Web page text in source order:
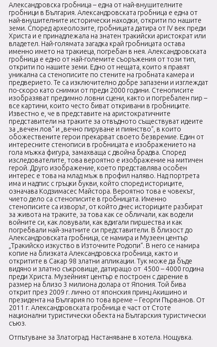
Александровска гробница – една от най-внушителните
гробници в България. Александровската гробница е една от
най-внушителните исторически находки, открити по нашите
земи. Според археолозите, гробницата датира от IV век преди
Христа и е принадлежала на знатен тракийски аристократ или
владетел. Най-голямата загадка край гробницата остава
именно името на тракиеца, погребан в нея. Александровската
гробница е едно от най-големите съоръжения от този тип,
открити по нашите земи. Едно от нещата, които я правят
уникална са стенописите по стените на гробната камера и
предверието. Те са изключително добре запазени и изглеждат
по-скоро като снимки от преди 2000 години. Стенописите
изобразяват предимно ловни сцени, както и погребален пир –
все картини, които често биват откривани в гробниците.
Известно е, че в представите на аристократичните
представители на траките за отвъдното съществуват идеите
за „вечен лов“ и „вечно пируване и пиянство“, в които
обожествените герои прекарват своето безвремие. Един от
интересните стенописи в гробницата е изображението на
гола мъжка фигура, замахваща с двойна брадва. Според
изследователите, това вероятно е изображение на митичен
герой. Друго изображение, което представлява особен
интерес е това на млад мъж в профил наляво. Над портрета
има и надпис с гръцки букви, който според историците,
означава Кодзимасес Майстора. Вероятно това е човекът,
чието дело са стенописите в гробницата. Именно
стенописите са изворът, от който днес историците разбират
за живота на траките, за това как се обличали, как водели
войните си, как ловували, как вдигали пиршества и как
погребвали най-знатните си представители. В близост до
Александровската гробница, се намира и Музеен център
„Тракийско изкуство в Източните Родопи“. В него се намира
копие на близката Александровска гробница, както и
откритите в Сакар 98 златни апликации. Тук може да бъде
видяно и златно съкровище, датиращо от 4500 – 4000 година
преди Христа. Музейният център е построен с дарение в
размер на близо 3 милиона долара от Япония. Той бива
открит през 2009 г. лично от японския принц Акишино и
президента на България по това време – Георги Първанов. От
2011 г. Александровската гробница е част от Стоте
национални туристически обекта на Българския туристически
съюз.
Отпътуване за Златоград. Настаняване в хотела. Нощувка.